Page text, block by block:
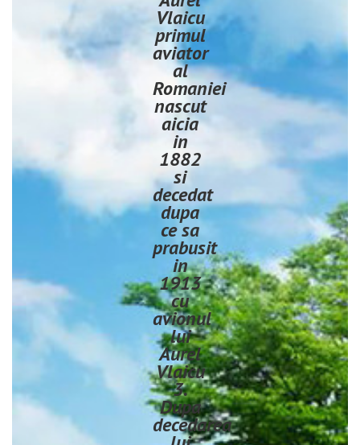
Vlaicu
primul
aviator
al
Romaniei
nascut
aicia
in
1882
si
decedat
dupa
ce sa
prabusit
in
1913
cu
avionul
lui
Aurel
Vlaicu
3.
Dupa
decedarea